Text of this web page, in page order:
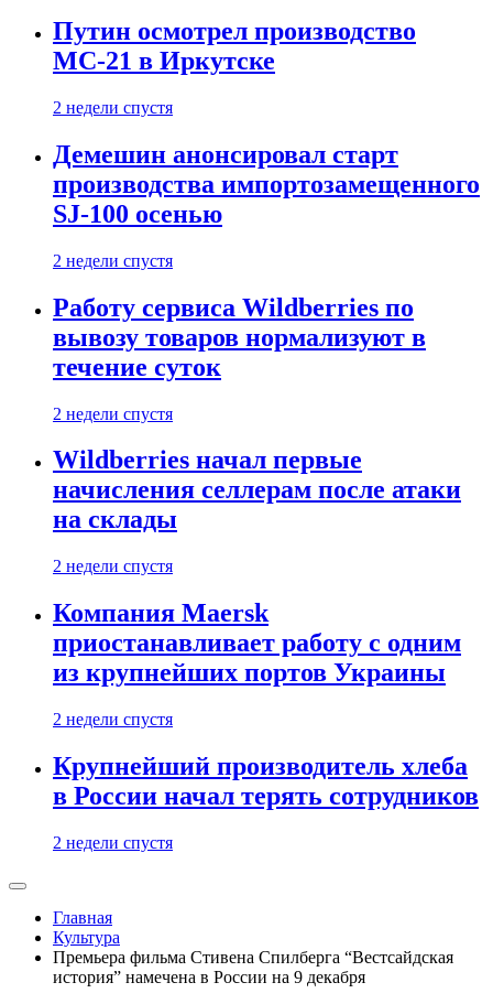
Путин осмотрел производство
МС-21 в Иркутске
2 недели спустя
Демешин анонсировал старт
производства импортозамещенного
SJ-100 осенью
2 недели спустя
Работу сервиса Wildberries по
вывозу товаров нормализуют в
течение суток
2 недели спустя
Wildberries начал первые
начисления селлерам после атаки
на склады
2 недели спустя
Компания Maersk
приостанавливает работу с одним
из крупнейших портов Украины
2 недели спустя
Крупнейший производитель хлеба
в России начал терять сотрудников
2 недели спустя
Главная
Культура
Премьера фильма Стивена Спилберга “‎Вестсайдская
история” намечена в России на 9 декабря